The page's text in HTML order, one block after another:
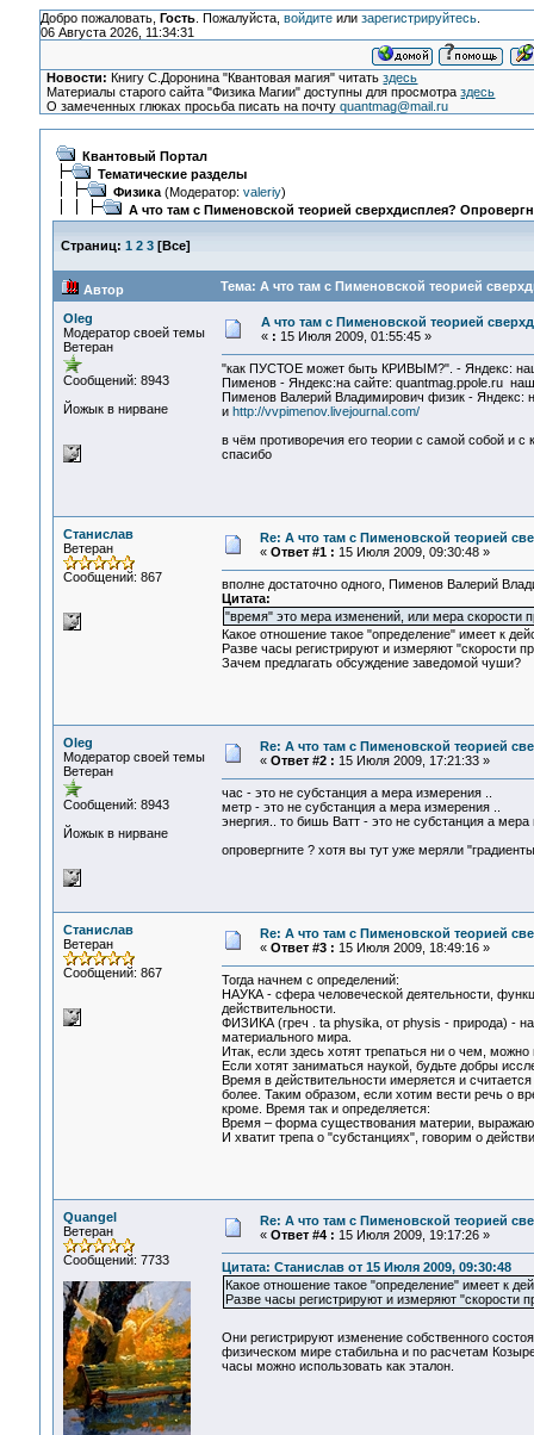
Добро пожаловать, Гость. Пожалуйста, войдитеили зарегистрируйтесь.
06 Августа 2026, 11:34:31
Новости: Книгу С.Доронина "Квантовая магия" читатьздесь
Материалы старого сайта "Физика Магии" доступны для просмотраздесь
О замеченных глюках просьба писать на почтуquantmag@mail.ru
Квантовый Портал
Тематические разделы
Физика(Модератор: valeriy)
А что там с Пименовской теорией сверхдисплея?
Страниц: 1 2 3[Все]
Автор Тема: А что там с Пименовской теорией
Oleg
Модератор своей темы
Ветеран
Сообщений: 8943
Йожык в нирване
А что там с Пименовской теорией
« : 15 Июля 2009, 01:55:45 »
"как ПУСТОЕ может быть КРИВЫМ?". - Яндекс:
Пименов - Яндекс:на сайте: quantmag.ppole.ru
Пименов Валерий Владимирович физик - Яндекс:
и http://vvpimenov.livejournal.com/
в чём противоречия его теории с самой собой и с
спасибо
Станислав
Ветеран
Сообщений: 867
Re: А что там с Пименовской теорией
« Ответ #1 : 15 Июля 2009, 09:30:48 »
вполне достаточно одного, Пименов Валерий
Цитата:
"время" это мера изменений, или мера скорости
Какое отношение такое "определение" имеет к
Разве часы регистрируют и измеряют "скорости
Зачем предлагать обсуждение заведомой чуши?
Oleg
Модератор своей темы
Ветеран
Сообщений: 8943
Йожык в нирване
Re: А что там с Пименовской теорией
« Ответ #2 : 15 Июля 2009, 17:21:33 »
час - это не субстанция а мера измерения ..
метр - это не субстанция а мера измерения ..
энергия.. то бишь Ватт - это не субстанция а мера
опровергните ? хотя вы тут уже меряли
Станислав
Ветеран
Сообщений: 867
Re: А что там с Пименовской теорией
« Ответ #3 : 15 Июля 2009, 18:49:16 »
Тогда начнем с определений:
НАУКА - сфера человеческой деятельности,
действительности.
ФИЗИКА (греч . ta physika, от physis - природа) -
материального мира.
Итак, если здесь хотят трепаться ни о чем, можно
Если хотят заниматься наукой, будьте добры
Время в действительности имеряется и
более. Таким образом, если хотим вести речь о
кроме. Время так и определяется:
Время – форма существования материи,
И хватит трепа о "субстанциях", говорим о
Quangel
Ветеран
Сообщений: 7733
Re: А что там с Пименовской теорией
« Ответ #4 : 15 Июля 2009, 19:17:26 »
Цитата: Станислав от 15 Июля 2009, 09:30:48
Какое отношение такое "определение" имеет к
Разве часы регистрируют и измеряют "скорости
Они регистрируют изменение собственного
физическом мире стабильна и по расчетам
часы можно использовать как эталон.